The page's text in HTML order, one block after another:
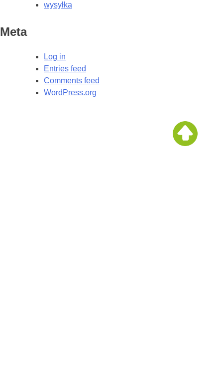
wysyłka
Meta
Log in
Entries feed
Comments feed
WordPress.org